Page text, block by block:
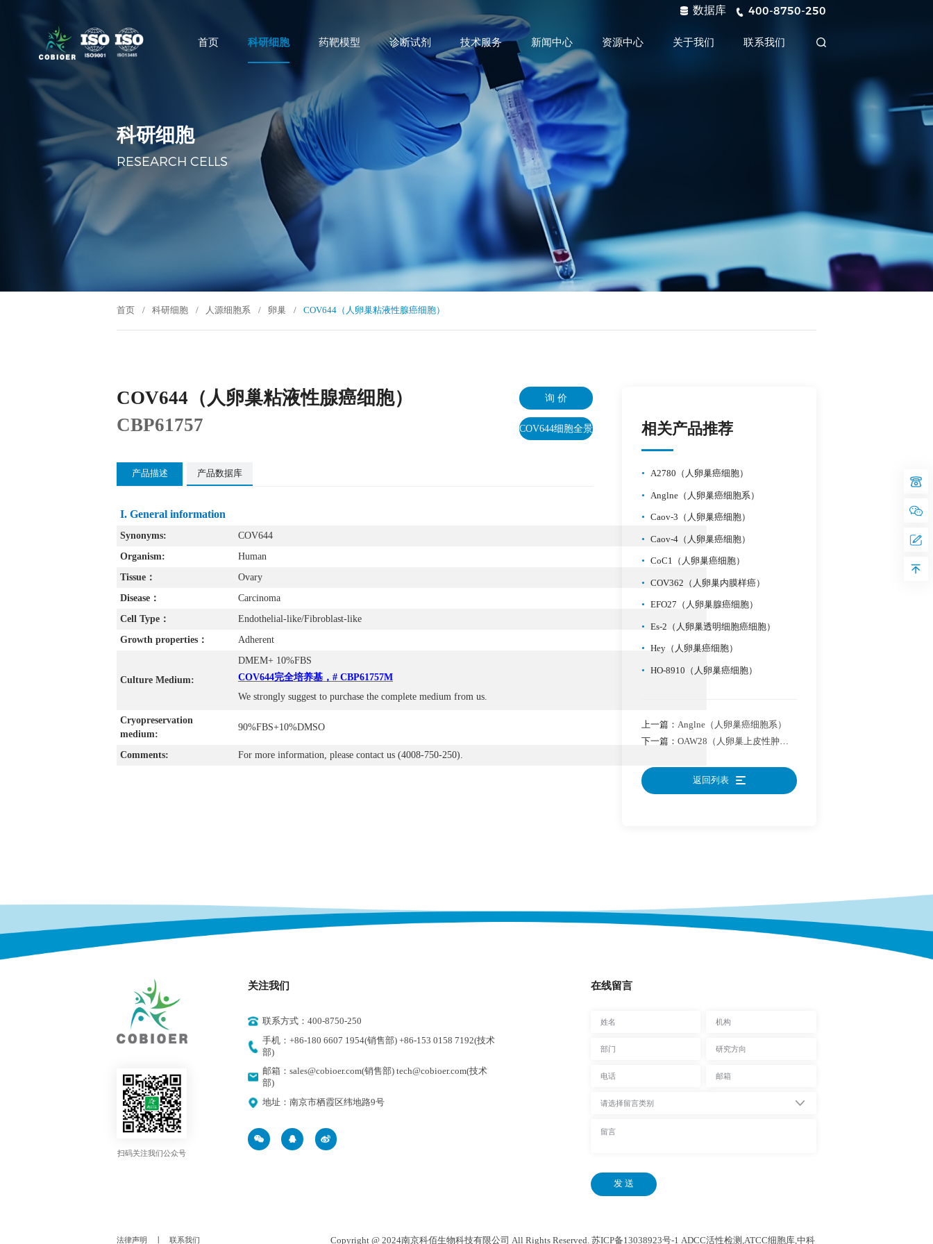
数据库 400-8750-250
首页 科研细胞 药靶模型 诊断试剂 技术服务 新闻中心 资源中心 关于我们 联系我们
科研细胞
RESEARCH CELLS
首页 / 科研细胞 / 人源细胞系 / 卵巢 / COV644（人卵巢粘液性腺癌细胞）
COV644（人卵巢粘液性腺癌细胞）
CBP61757
询 价
COV644细胞全景
产品描述 产品数据库
I. General information
Synonyms:
COV644
Organism:
Human
Tissue：
Ovary
Disease：
Carcinoma
Cell Type：
Endothelial-like/Fibroblast-like
Growth properties：
Adherent
Culture Medium:
DMEM+ 10%FBS
COV644完全培养基，# CBP61757M
We strongly suggest to purchase the complete medium from us.
Cryopreservation
medium:
90%FBS+10%DMSO
Comments: For more information, please contact us (4008-750-250).
相关产品推荐
• A2780（人卵巢癌细胞）
• Anglne（人卵巢癌细胞系）
• Caov-3（人卵巢癌细胞）
• Caov-4（人卵巢癌细胞）
• CoC1（人卵巢癌细胞）
• COV362（人卵巢内膜样癌）
• EFO27（人卵巢腺癌细胞）
• Es-2（人卵巢透明细胞癌细胞）
• Hey（人卵巢癌细胞）
• HO-8910（人卵巢癌细胞）
上一篇： Anglne（人卵巢癌细胞系）
下一篇： OAW28（人卵巢上皮性肿瘤细胞）
返回列表
扫码关注我们公众号
关注我们
联系方式：400-8750-250
手机：+86-180 6607 1954(销售部) +86-153 0158 7192(技术
部)
邮箱：sales@cobioer.com(销售部) tech@cobioer.com(技术
部)
地址：南京市栖霞区纬地路9号
在线留言
发 送
法律声明 联系我们 Copyright @ 2024南京科佰生物科技有限公司 All Rights Reserved. 苏ICP备13038923号-1 ADCC活性检测,ATCC细胞库,中科